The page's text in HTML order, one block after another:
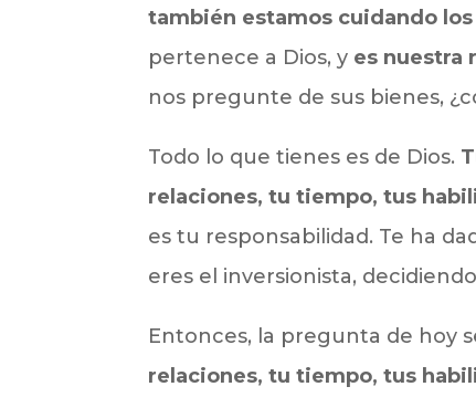
también estamos cuidando
pertenece a Dios, y es nuestra
nos pregunte de sus bienes,
Todo lo que tienes es de Dios.
relaciones, tu tiempo, tus
es tu responsabilidad. Te ha
eres el inversionista,
Entonces, la pregunta de hoy
relaciones, tu tiempo, tus